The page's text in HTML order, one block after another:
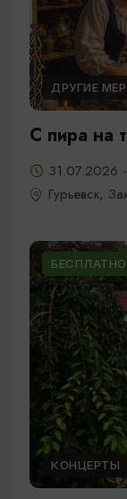
ДРУГИЕ
С пира на
31.07.2026
Гурьевск,
БЕСПЛАТНО
КОНЦЕРТЫ